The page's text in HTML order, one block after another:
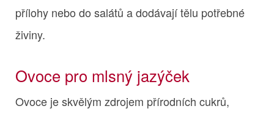
přílohy nebo do salátů a dodávají tělu potřebné
živiny.
Ovoce pro mlsný jazýček
Ovoce je skvělým zdrojem přírodních cukrů,